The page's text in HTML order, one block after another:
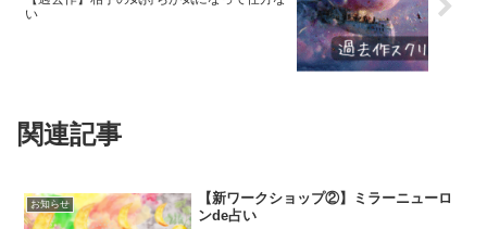
い
関連記事
お知らせ
【新ワークショップ②】ミラーニューロ
ンde占い